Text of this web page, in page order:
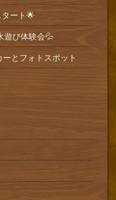
ート🌟
遊び体験会💦
とフォトスポット